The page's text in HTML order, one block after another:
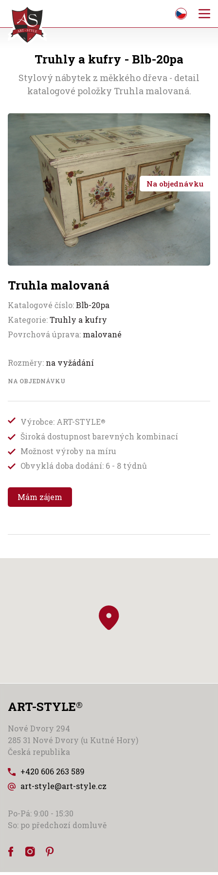
Truhly a kufry - Blb-20pa
Stylový nábytek z měkkého dřeva - detail
katalogové položky Truhla malovaná.
Na objednávku
Truhla malovaná
Katalogové číslo:Blb-20pa
Kategorie:Truhly a kufry
Povrchová úprava: malované
Rozměry: na vyžádání
NA OBJEDNÁVKU
Výrobce: ART-STYLE®
Široká dostupnost barevných kombinací
Možnost výroby na míru
Obvyklá doba dodání: 6 - 8 týdnů
Mám zájem
ART-STYLE®
Nové Dvory 294
285 31 Nové Dvory (u Kutné Hory)
Česká republika
+420 606 263 589
art-style@art-style.cz
Po-Pá: 9:00 - 15:30
So: po předchozí domluvě